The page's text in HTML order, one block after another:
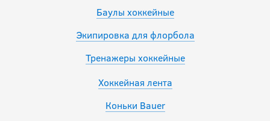
Баулы хоккейные
Экипировка для флорбола
Тренажеры хоккейные
Хоккейная лента
Коньки Bauer